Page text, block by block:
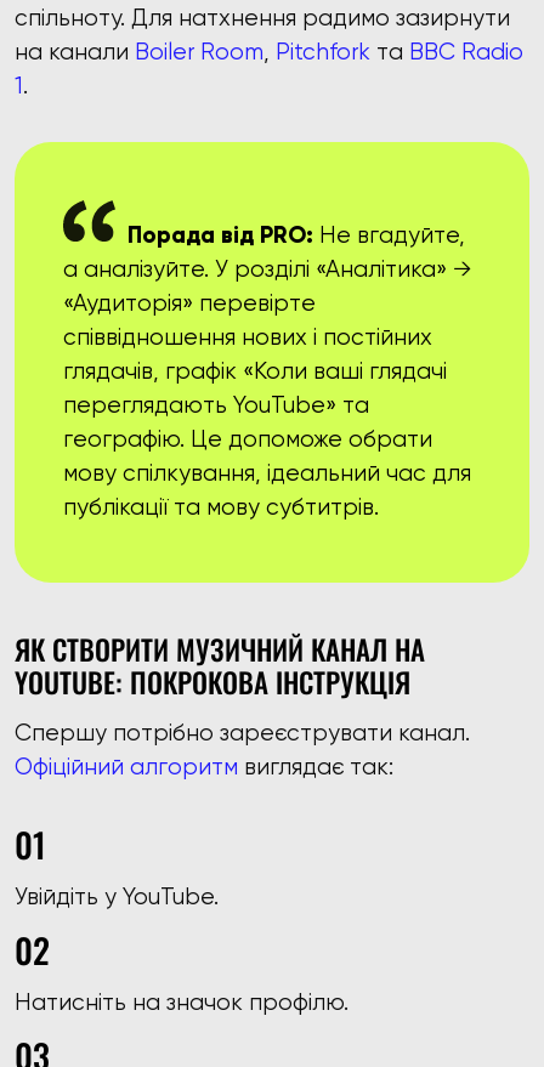
спільноту. Для натхнення радимо зазирнути
на канали Boiler Room, Pitchfork та BBC Radio
1.
Порада від PRO: Не вгадуйте,
а аналізуйте. У розділі «Аналітика» →
«Аудиторія» перевірте
співвідношення нових і постійних
глядачів, графік «Коли ваші глядачі
переглядають YouTube» та
географію. Це допоможе обрати
мову спілкування, ідеальний час для
публікації та мову субтитрів.
ЯК СТВОРИТИ МУЗИЧНИЙ КАНАЛ НА
YOUTUBE: ПОКРОКОВА ІНСТРУКЦІЯ
Спершу потрібно зареєструвати канал.
Офіційний алгоритм виглядає так:
Увійдіть у YouTube.
Натисніть на значок профілю.